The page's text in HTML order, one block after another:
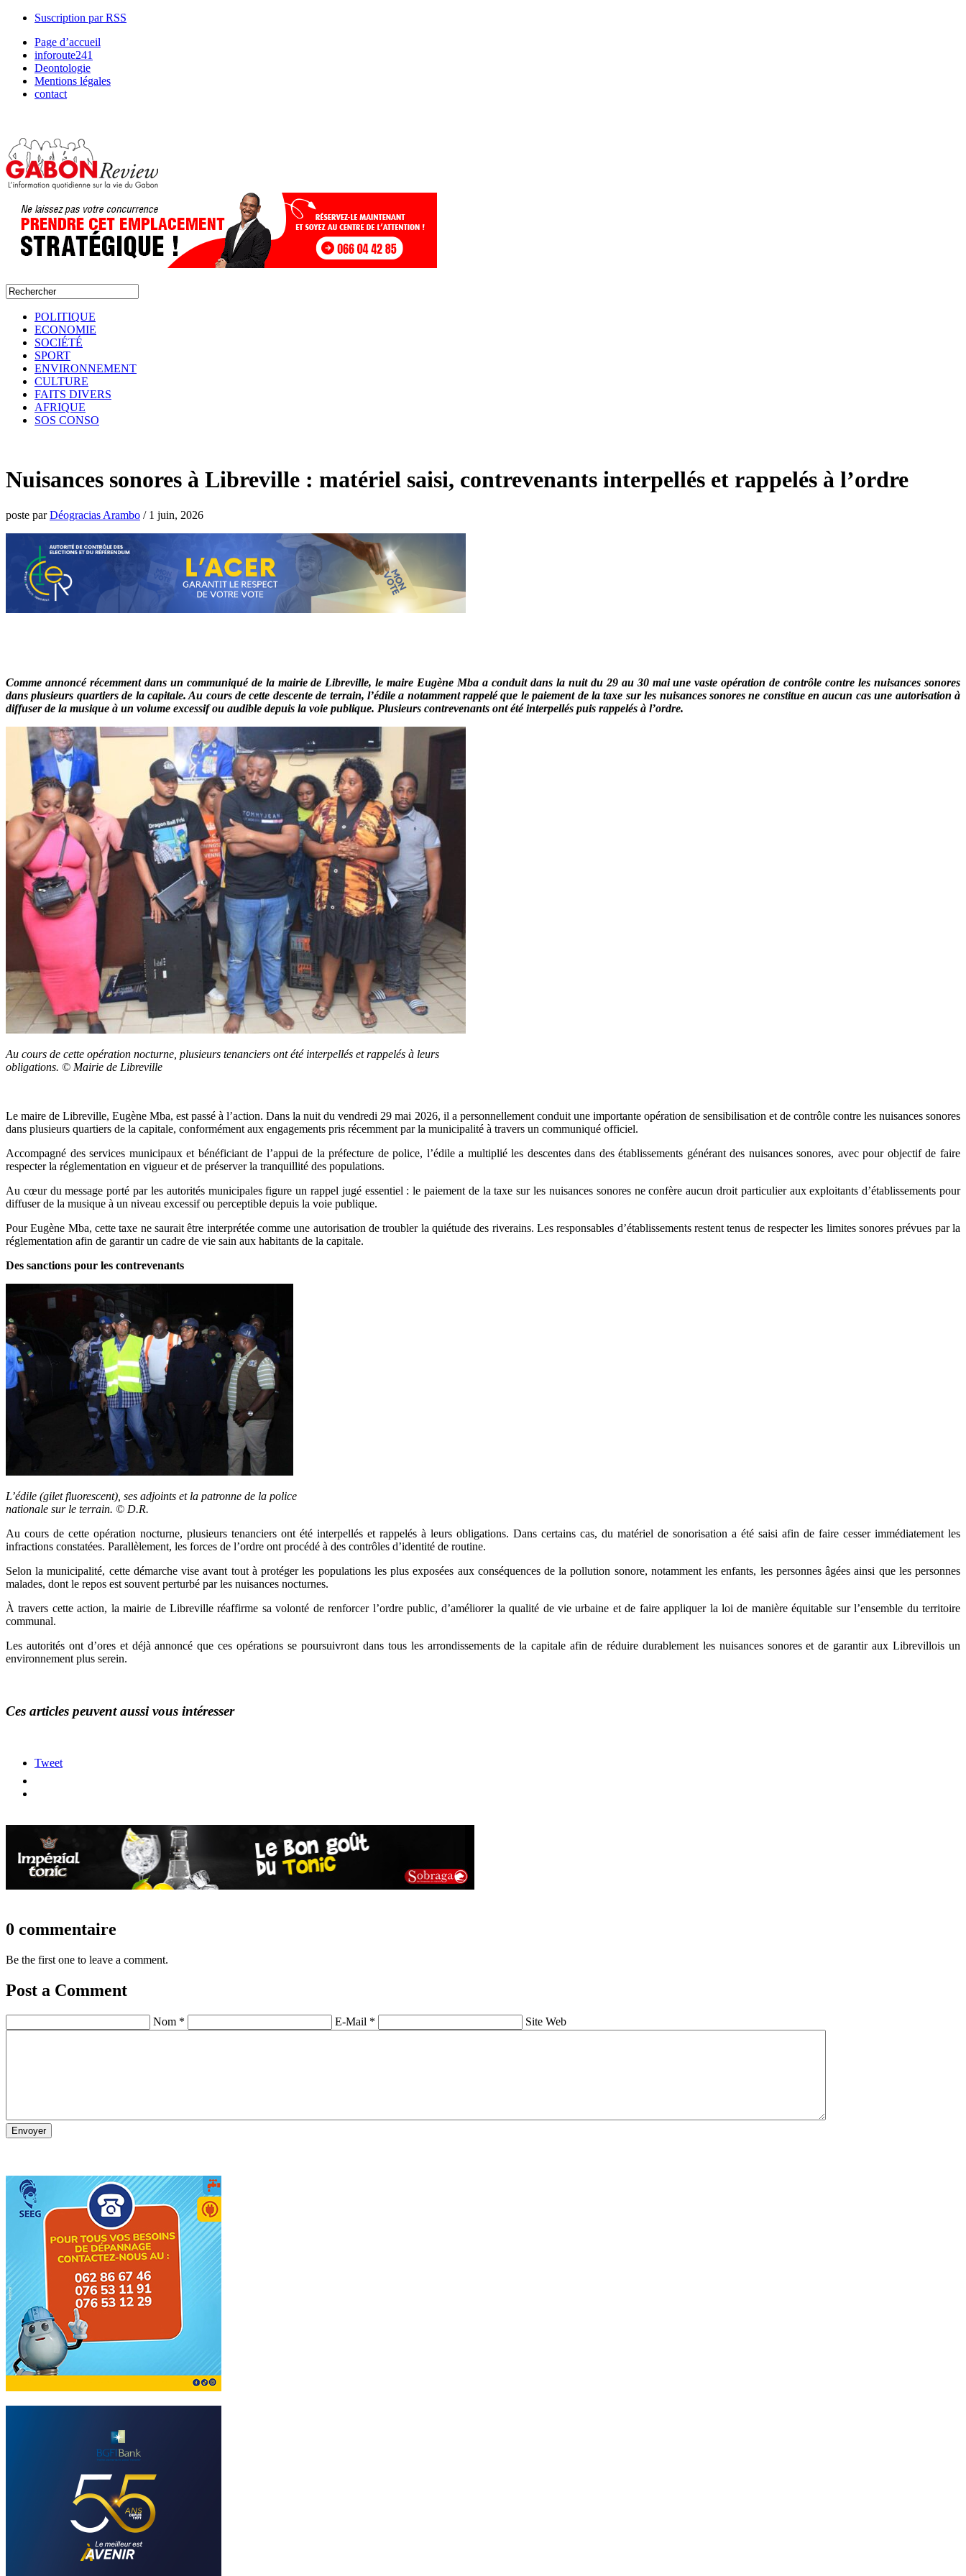
Suscription par RSS
Page d’accueil
inforoute241
Deontologie
Mentions légales
contact
POLITIQUE
ECONOMIE
SOCIÉTÉ
SPORT
ENVIRONNEMENT
CULTURE
FAITS DIVERS
AFRIQUE
SOS CONSO
Nuisances sonores à Libreville : matériel saisi, contrevenants interpellés et rappelés à l’ordre
poste parDéogracias Arambo / 1 juin, 2026
Comme annoncé récemment dans un communiqué de la mairie de Libreville, le maire Eugène Mba a conduit dans la nuit du 29 au 30 mai une vaste opération de contrôle contre les nuisances sonores
dans plusieurs quartiers de la capitale. Au cours de cette descente de terrain, l’édile a notamment rappelé que le paiement de la taxe sur les nuisances sonores ne constitue en aucun cas une autorisation à
diffuser de la musique à un volume excessif ou audible depuis la voie publique. Plusieurs contrevenants ont été interpellés puis rappelés à l’ordre.
Au cours de cette opération nocturne, plusieurs tenanciers ont été interpellés et rappelés à leurs
obligations. © Mairie de Libreville
Le maire de Libreville, Eugène Mba, est passé à l’action. Dans la nuit du vendredi 29 mai 2026, il a personnellement conduit une importante opération de sensibilisation et de contrôle contre les nuisances sonores
dans plusieurs quartiers de la capitale, conformément aux engagements pris récemment par la municipalité à travers un communiqué officiel.
Accompagné des services municipaux et bénéficiant de l’appui de la préfecture de police, l’édile a multiplié les descentes dans des établissements générant des nuisances sonores, avec pour objectif de faire
respecter la réglementation en vigueur et de préserver la tranquillité des populations.
Au cœur du message porté par les autorités municipales figure un rappel jugé essentiel : le paiement de la taxe sur les nuisances sonores ne confère aucun droit particulier aux exploitants d’établissements pour
diffuser de la musique à un niveau excessif ou perceptible depuis la voie publique.
Pour Eugène Mba, cette taxe ne saurait être interprétée comme une autorisation de troubler la quiétude des riverains. Les responsables d’établissements restent tenus de respecter les limites sonores prévues par la
réglementation afin de garantir un cadre de vie sain aux habitants de la capitale.
Des sanctions pour les contrevenants
L’édile (gilet fluorescent), ses adjoints et la patronne de la police
nationale sur le terrain. © D.R.
Au cours de cette opération nocturne, plusieurs tenanciers ont été interpellés et rappelés à leurs obligations. Dans certains cas, du matériel de sonorisation a été saisi afin de faire cesser immédiatement les
infractions constatées. Parallèlement, les forces de l’ordre ont procédé à des contrôles d’identité de routine.
Selon la municipalité, cette démarche vise avant tout à protéger les populations les plus exposées aux conséquences de la pollution sonore, notamment les enfants, les personnes âgées ainsi que les personnes
malades, dont le repos est souvent perturbé par les nuisances nocturnes.
À travers cette action, la mairie de Libreville réaffirme sa volonté de renforcer l’ordre public, d’améliorer la qualité de vie urbaine et de faire appliquer la loi de manière équitable sur l’ensemble du territoire
communal.
Les autorités ont d’ores et déjà annoncé que ces opérations se poursuivront dans tous les arrondissements de la capitale afin de réduire durablement les nuisances sonores et de garantir aux Librevillois un
environnement plus serein.
Ces articles peuvent aussi vous intéresser
Tweet
0 commentaire
Be the first one to leave a comment.
Post a Comment
Nom * E-Mail * Site Web